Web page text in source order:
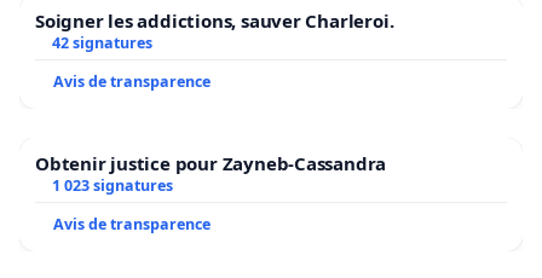
Soigner les addictions, sauver Charleroi.
42 signatures
Avis de transparence
Obtenir justice pour Zayneb-Cassandra
1 023 signatures
Avis de transparence